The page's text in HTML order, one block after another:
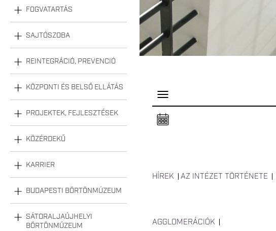
FOGVATARTÁS
SAJTÓSZOBA
REINTEGRÁCIÓ, PREVENCIÓ
KÖZPONTI ÉS BELSŐ ELLÁTÁS
PROJEKTEK, FEJLESZTÉSEK
KÖZÉRDEKŰ
KARRIER
BUDAPESTI BÖRTÖNMÚZEUM
SÁTORALJAÚJHELYI
BÖRTÖNMÚZEUM
P
e
l
a
HÍREK AZ INTÉZET TÖRTÉNETE
AGGLOMERÁCIÓK